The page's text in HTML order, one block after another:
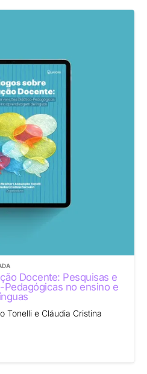
Docente: Pesquisas e
no ensino e
Tonelli e Cláudia Cristina